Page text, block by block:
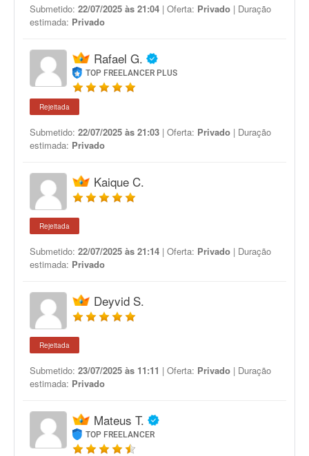
Submetido: 22/07/2025 às 21:04 | Oferta: Privado | Duração
estimada: Privado
Rafael G.
TOP FREELANCER PLUS
Rejeitada
Submetido: 22/07/2025 às 21:03 | Oferta: Privado | Duração
estimada: Privado
Kaique C.
Rejeitada
Submetido: 22/07/2025 às 21:14 | Oferta: Privado | Duração
estimada: Privado
Deyvid S.
Rejeitada
Submetido: 23/07/2025 às 11:11 | Oferta: Privado | Duração
estimada: Privado
Mateus T.
TOP FREELANCER